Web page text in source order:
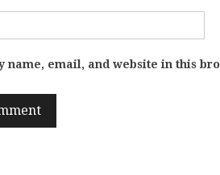
name, email, and website in this